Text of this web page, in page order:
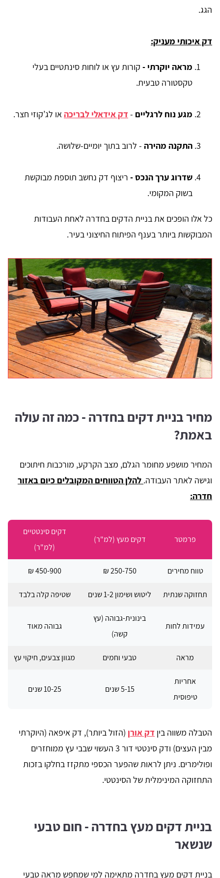
הגג.
דק איכותי מעניק:
מראה יוקרתי - קורות עץ או לוחות סינתטיים בעלי
טקסטורה טבעית.
מגע נוח לרגליים - דק אידאלי לבריכהאו לג’קוזי חצר.
התקנה מהירה - לרוב בתוך יומיים-שלושה.
שדרוג ערך הנכס - ריצוף דק נחשב תוספת מבוקשת
בשוק המקומי.
כל אלו הופכים את בניית הדקים בחדרה לאחת העבודות
המבוקשות ביותר בענף הפיתוח החיצוני בעיר.
מחיר בניית דקים בחדרה - כמה זה עולה
באמת?
המחיר מושפע מחומר הגלם, מצב הקרקע, מורכבות חיתוכים
וגישה לאתר העבודה. להלן הטווחים המקובלים כיום באזור
חדרה:
פרמטר דקים מעץ (למ"ר)
דקים סינטטיים
(למ"ר)
טווח מחירים 250-750 ₪
450-900 ₪
תחזוקה שנתית ליטוש ושימון 1-2 שנים שטיפה קלה בלבד
עמידות לחות
בינונית-גבוהה (עץ
קשה)
גבוהה מאוד
מראה טבעי וחמים מגוון צבעים, חיקוי עץ
אחריות
טיפוסית
5-15 שנים 10-25 שנים
הטבלה משווה בין דק אורן (הזול ביותר), דק איפאה (היוקרתי
מבין העצים) ודק סינטטי דור 3 העשוי שבבי עץ ממוחזרים
ופולימרים. ניתן לראות שהפער הכספי מתקזז בחלקו בזכות
התחזוקה המינימלית של הסינטטי.
בניית דקים מעץ בחדרה - חום טבעי
שנשאר
בניית דקים מעץ בחדרה מתאימה למי שמחפש מראה טבעי